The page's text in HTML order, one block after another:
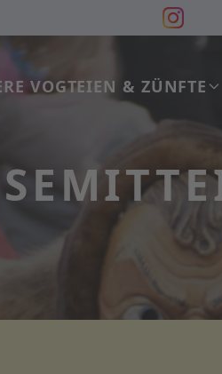
VOGTEIEN & ZÜNFTE